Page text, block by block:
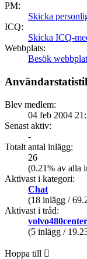
PM:
Skicka
ICQ:
Skicka ICQ-
Webbplats:
Besök
Blev medlem:
04 feb 2004
Senast aktiv:
-
Totalt antal inlägg:
26
(0.21% av alla
Aktivast i kategori:
Chat
(18 inlägg /
Aktivast i tråd:
(5 inlägg /
Hoppa till